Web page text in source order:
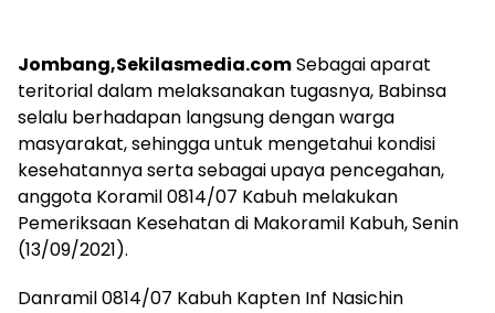
Jombang,Sekilasmedia.comSebagai aparat
teritorial dalam melaksanakan tugasnya, Babinsa
selalu berhadapan langsung dengan warga
masyarakat, sehingga untuk mengetahui kondisi
kesehatannya serta sebagai upaya pencegahan,
anggota Koramil 0814/07 Kabuh melakukan
Pemeriksaan Kesehatan di Makoramil Kabuh, Senin
(13/09/2021).
Danramil 0814/07 Kabuh Kapten Inf Nasichin